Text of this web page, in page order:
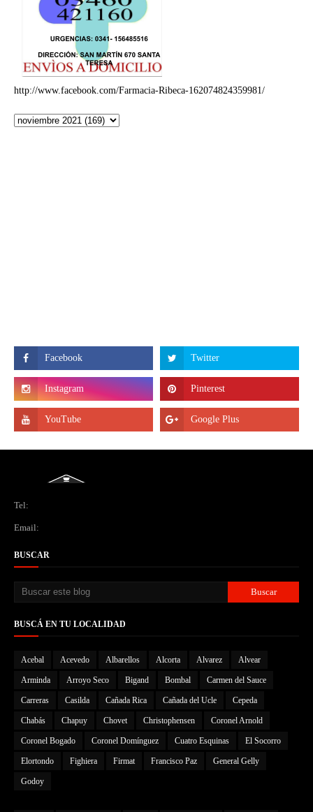
http://www.facebook.com/Farmacia-Ribeca-162074824359981/
Tel:
Email:
BUSCAR
BUSCÁ EN TU LOCALIDAD
Acebal Acevedo Albarellos Alcorta Alvarez Alvear
Arminda Arroyo Seco Bigand Bombal Carmen del Sauce
Carreras Casilda Cañada Rica Cañada del Ucle Cepeda
Chabás Chapuy Chovet Christophensen Coronel Arnold
Coronel Bogado Coronel Domínguez Cuatro Esquinas El Socorro
Elortondo Fighiera Firmat Francisco Paz General Gelly
Godoy